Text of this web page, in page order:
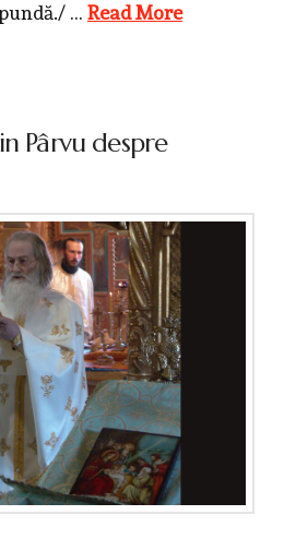
… Read More
Pârvu despre